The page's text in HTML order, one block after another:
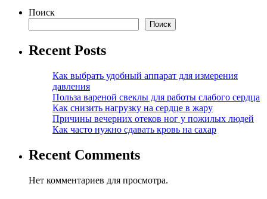
Поиск
Поиск
Recent Posts
Как выбрать удобный аппарат для измерения
давления
Польза вареной свеклы для работы слабого сердца
Как снизить нагрузку на сердце в жару
Причины вечерних отеков ног у пожилых людей
Как часто нужно сдавать кровь на сахар
Recent Comments
Нет комментариев для просмотра.